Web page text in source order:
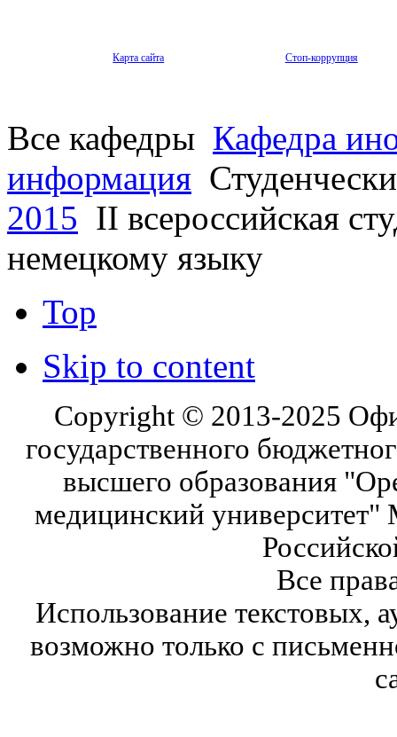
Карта сайта Стоп-коррупция
Все кафедры Кафедра
информация
2015 II всероссийская
немецкому языку
Top
Skip to content
Copyright © 2013-2025
государственного
высшего образования
медицинский университет"
Все
Использование текстовых,
возможно только с